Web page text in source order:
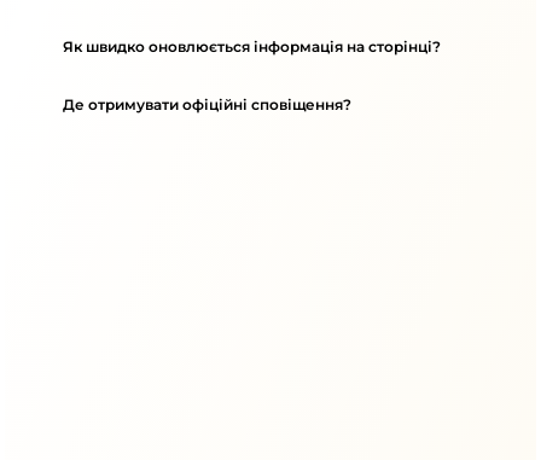
Як швидко оновлюється інформація на сторінці?
Де отримувати офіційні сповіщення?